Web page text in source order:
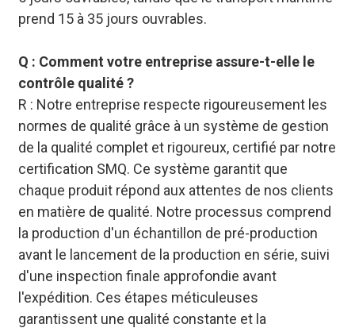
prend 15 à 35 jours ouvrables.
Q : Comment votre entreprise assure-t-elle le
contrôle qualité ?
R : Notre entreprise respecte rigoureusement les
normes de qualité grâce à un système de gestion
de la qualité complet et rigoureux, certifié par notre
certification SMQ. Ce système garantit que
chaque produit répond aux attentes de nos clients
en matière de qualité. Notre processus comprend
la production d'un échantillon de pré-production
avant le lancement de la production en série, suivi
d'une inspection finale approfondie avant
l'expédition. Ces étapes méticuleuses
garantissent une qualité constante et la